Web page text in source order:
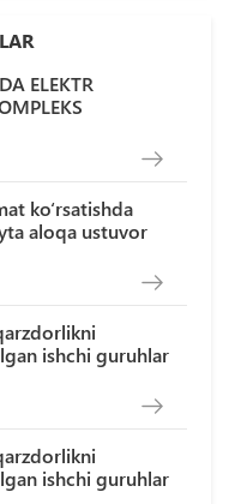
ELEKTR
ko‘rsatishda
aloqa ustuvor
ishchi guruhlar
ishchi guruhlar